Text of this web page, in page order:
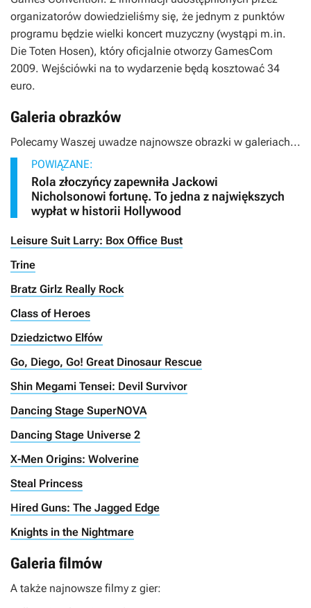
organizatorów dowiedzieliśmy się, że jednym z punktów
programu będzie wielki koncert muzyczny (wystąpi m.in.
Die Toten Hosen), który oficjalnie otworzy GamesCom
2009. Wejściówki na to wydarzenie będą kosztować 34
euro.
Galeria obrazków
Polecamy Waszej uwadze najnowsze obrazki w galeriach...
POWIĄZANE:
Rola złoczyńcy zapewniła Jackowi
Nicholsonowi fortunę. To jedna z największych
wypłat w historii Hollywood
Leisure Suit Larry: Box Office Bust
Trine
Bratz Girlz Really Rock
Class of Heroes
Dziedzictwo Elfów
Go, Diego, Go! Great Dinosaur Rescue
Shin Megami Tensei: Devil Survivor
Dancing Stage SuperNOVA
Dancing Stage Universe 2
X-Men Origins: Wolverine
Steal Princess
Hired Guns: The Jagged Edge
Knights in the Nightmare
Galeria filmów
A także najnowsze filmy z gier: